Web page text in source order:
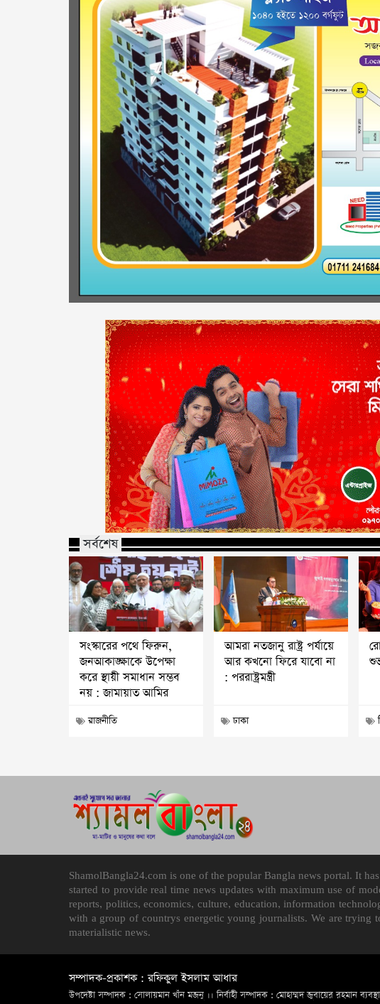
সর্বশেষ
সংস্কারের পথে ফিরুন,
জনআকাঙ্ক্ষাকে উপেক্ষা
করে স্থায়ী সমাধান সম্ভব
নয় : জামায়াত আমির
রাজনীতি
আমরা নতজানু রাষ্ট্র পর্যায়ে
আর কখনো ফিরে যাবো না
: পররাষ্ট্রমন্ত্রী
ঢাকা
ShamolBangla24.com is one of the popular Bangla news portal. It
started to provide real time news updates with maximum use of
reports, politics, economics, culture, education, information
with a group of countrys energetic young journalists. We are
materialistic news.
সম্পাদক-প্রকাশক : রফিকুল ইসলাম আধার
উপদেষ্টা সম্পাদক : সোলায়মান খাঁন মজনু ।। নির্বাহী সম্পাদক : মোহাম্মদ জুবায়ের রহমান